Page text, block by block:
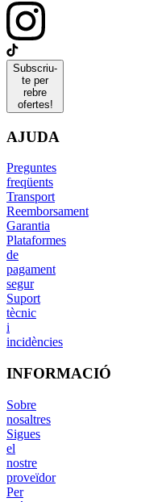
Subscriu-
te per
rebre
ofertes!
AJUDA
Preguntes
freqüents
Transport
Reemborsament
Garantia
Plataformes
de
pagament
segur
Suport
tècnic
i
incidències
INFORMACIÓ
Sobre
nosaltres
Sigues
el
nostre
proveïdor
Per